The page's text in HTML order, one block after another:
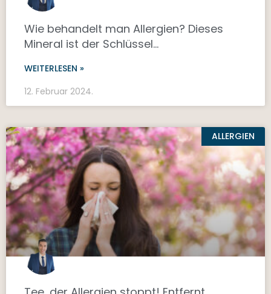
Wie behandelt man Allergien? Dieses
Mineral ist der Schlüssel…
WEITERLESEN »
12. Februar 2024.
ALLERGIEN